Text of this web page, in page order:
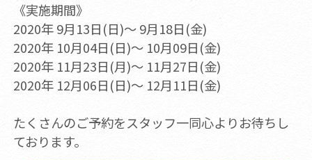
《実施期間》
2020年 9月13日(日)～ 9月18日(金)
2020年 10月04日(日)～ 10月09日(金)
2020年 11月23日(月)～ 11月27日(金)
2020年 12月06日(日)～ 12月11日(金)
たくさんのご予約をスタッフ一同心よりお待ちし
ております。